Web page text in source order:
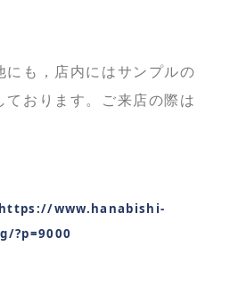
も，店内にはサンプルの
おります。ご来店の際は
https://www.hanabishi-
?p=9000